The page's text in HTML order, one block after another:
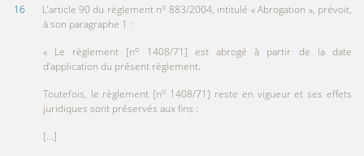
16L’article 90 du règlement no 883/2004, intitulé « Abrogation », prévoit,
à son paragraphe 1 :
« Le règlement [no
1408/71] est abrogé à partir de la date
d’application du présent règlement.
Toutefois, le règlement [no 1408/71] reste en vigueur et ses effets
juridiques sont préservés aux fins :
[...]